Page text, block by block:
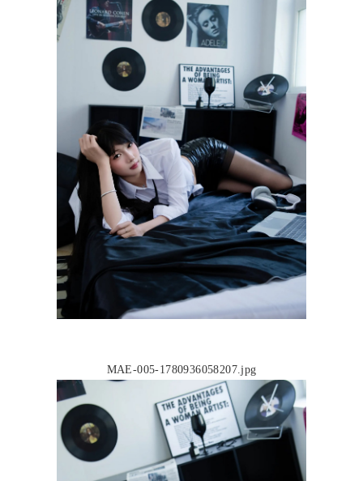
MAE-005-1780936058207.jpg